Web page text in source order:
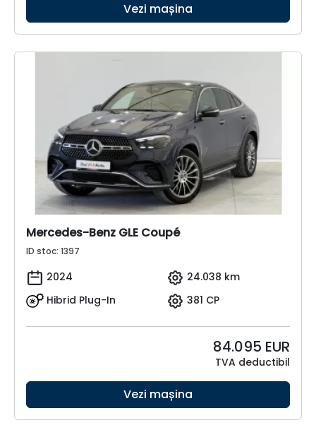
Vezi mașina
Mercedes-Benz GLE Coupé
ID stoc: 1397
2024
24.038 km
Hibrid Plug-In
381 CP
84.095 EUR
TVA deductibil
Vezi mașina